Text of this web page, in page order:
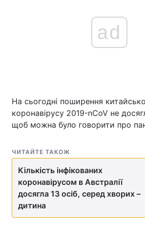
Головна Війна
Економіка
Наука
Техно і зв'язок Лайт
Зброя
ad
На сьогодні поширення
коронавірусу 2019-nCoV не
щоб можна було говорити про
ЧИТАЙТЕ ТАКОЖ
Кількість інфікованих
коронавірусом в Австралії
досягла 13 осіб, серед хворих –
дитина